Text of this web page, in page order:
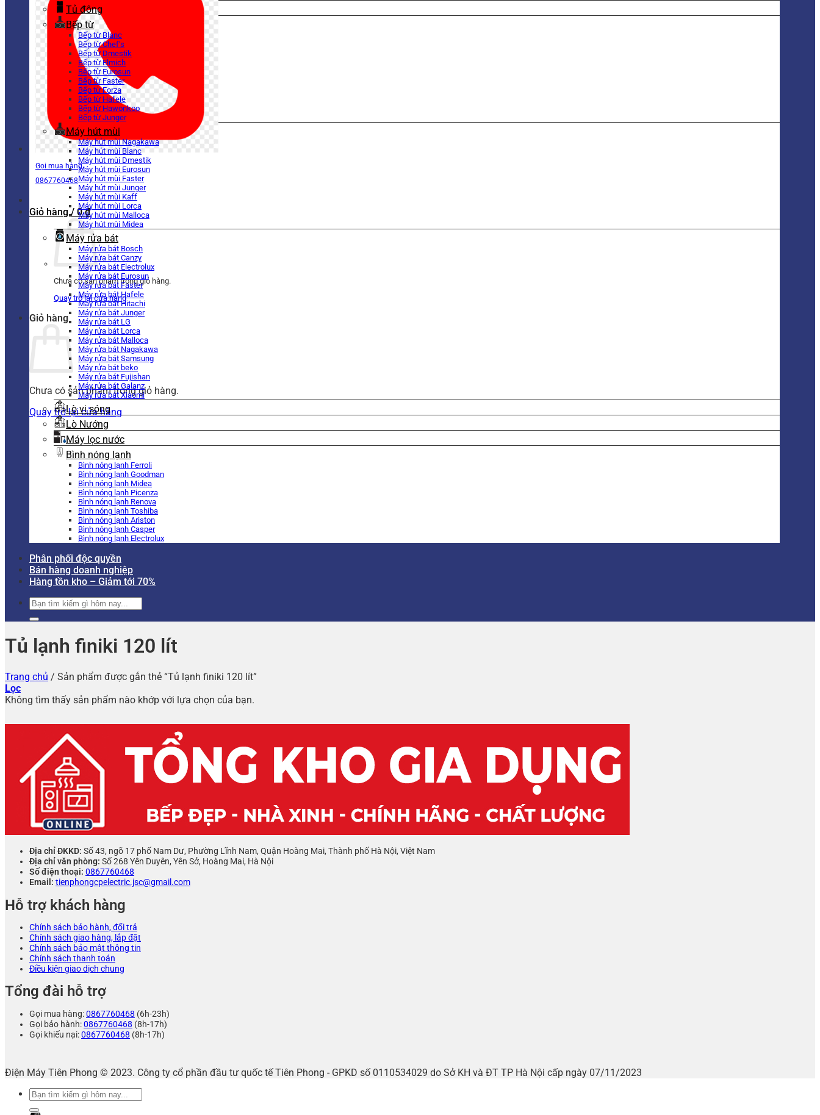
Gọi mua hàng
0867760468
Giỏ hàng / 0₫
Chưa có sản phẩm trong giỏ hàng.
Quay trở lại cửa hàng
Giỏ hàng
Chưa có sản phẩm trong giỏ hàng.
Quay trở lại cửa hàng
Tủ đông
Bếp từ
Bếp từ Blanc
Bếp từ Chef’s
Bếp từ Dmestik
Bếp từ Elmich
Bếp từ Eurosun
Bếp từ Faster
Bếp từ Forza
Bếp từ Hafele
Bếp từ Hawonkoo
Bếp từ Junger
Máy hút mùi
Máy hút mùi Nagakawa
Máy hút mùi Blanc
Máy hút mùi Dmestik
Máy hút mùi Eurosun
Máy hút mùi Faster
Máy hút mùi Junger
Máy hút mùi Kaff
Máy hút mùi Lorca
Máy hút mùi Malloca
Máy hút mùi Midea
Máy rửa bát
Máy rửa bát Bosch
Máy rửa bát Canzy
Máy rửa bát Electrolux
Máy rửa bát Eurosun
Máy rửa bát Faster
Máy rửa bát Hafele
Máy rửa bát Hitachi
Máy rửa bát Junger
Máy rửa bát LG
Máy rửa bát Lorca
Máy rửa bát Malloca
Máy rửa bát Nagakawa
Máy rửa bát Samsung
Máy rửa bát beko
Máy rửa bát Fujishan
Máy rửa bát Galanz
Máy rửa bát Xiaomi
Lò vi sóng
Lò Nướng
Máy lọc nước
Bình nóng lạnh
Bình nóng lạnh Ferroli
Bình nóng lạnh Goodman
Bình nóng lạnh Midea
Bình nóng lạnh Picenza
Bình nóng lạnh Renova
Bình nóng lạnh Toshiba
Bình nóng lạnh Ariston
Bình nóng lạnh Casper
Bình nóng lạnh Electrolux
Phân phối độc quyền
Bán hàng doanh nghiệp
Hàng tồn kho – Giảm tới 70%
Tìm
kiếm:
Tủ lạnh finiki 120 lít
Trang chủ / Sản phẩm được gắn thẻ “Tủ lạnh finiki 120 lít”
Lọc
Không tìm thấy sản phẩm nào khớp với lựa chọn của bạn.
Địa chỉ ĐKKD: Số 43, ngõ 17 phố Nam Dư, Phường Lĩnh Nam, Quận Hoàng Mai, Thành phố Hà Nội, Việt Nam
Địa chỉ văn phòng: Số 268 Yên Duyên, Yên Sở, Hoàng Mai, Hà Nội
Số điện thoại: 0867760468
Email: tienphongcpelectric.jsc@gmail.com
Hỗ trợ khách hàng
Chính sách bảo hành, đổi trả
Chính sách giao hàng, lắp đặt
Chính sách bảo mật thông tin
Chính sách thanh toán
Điều kiện giao dịch chung
Tổng đài hỗ trợ
Gọi mua hàng:0867760468 (6h-23h)
Gọi bảo hành:0867760468 (8h-17h)
Gọi khiếu nại:0867760468 (8h-17h)
Điện Máy Tiên Phong © 2023. Công ty cổ phần đầu tư quốc tế Tiên Phong - GPKD số 0110534029 do Sở KH và ĐT TP Hà Nội cấp ngày 07/11/2023
Tìm